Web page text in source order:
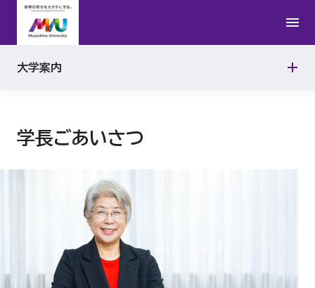
学長ごあいさつ
大学案内
健康管理センター
Center（MUSIC）
武蔵野大学ボランティアセンター
武蔵野大学ランゲージセンター
学校法人武蔵野大学グランドデザイン
武蔵野大学行動規範
武蔵野大学グローバルビジョン
学校法人武蔵野大学DEI推進宣言
ハラスメント防止・対策
キャンパス
有明キャンパス
情報公開
教員組織、教員数、並びに各教員が有する学位及び業績
教育研究等環境の整備についての方針